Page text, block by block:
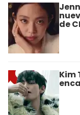
de
Kim